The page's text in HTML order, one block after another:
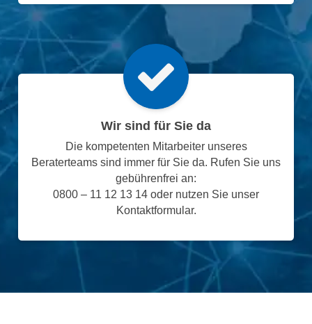
Wir sind für Sie da
Die kompetenten Mitarbeiter unseres
Beraterteams sind immer für Sie da. Rufen Sie uns
gebührenfrei an:
0800 – 11 12 13 14 oder nutzen Sie unser
Kontaktformular.